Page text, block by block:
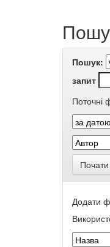
Пошук:
запит
Поточні
Додати